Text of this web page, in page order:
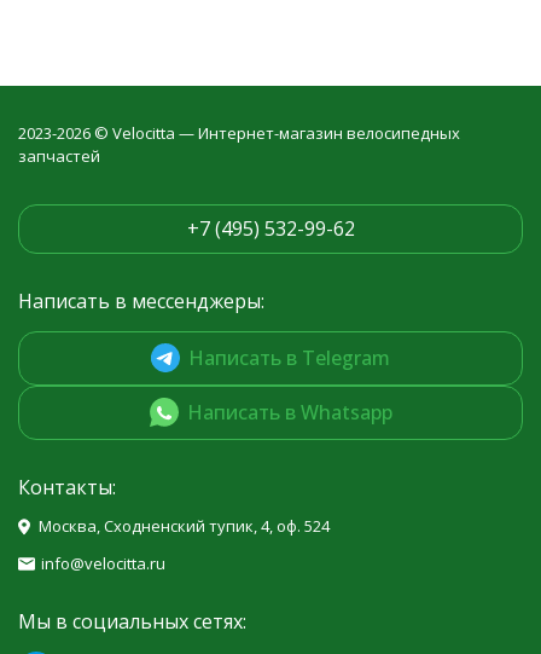
2023-2026 © Velocitta — Интернет-магазин велосипедных
запчастей
+7 (495) 532-99-62
Написать в мессенджеры:
Написать в Telegram
Написать в Whatsapp
Контакты:
Москва, Сходненский тупик, 4, оф. 524
info@velocitta.ru
Мы в социальных сетях: